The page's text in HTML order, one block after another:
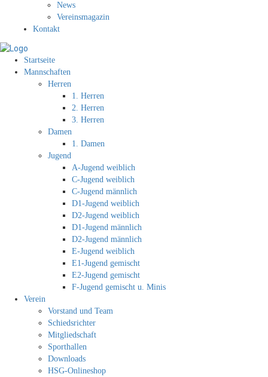
News
Vereinsmagazin
Kontakt
Startseite
Mannschaften
Herren
1. Herren
2. Herren
3. Herren
Damen
1. Damen
Jugend
A-Jugend weiblich
C-Jugend weiblich
C-Jugend männlich
D1-Jugend weiblich
D2-Jugend weiblich
D1-Jugend männlich
D2-Jugend männlich
E-Jugend weiblich
E1-Jugend gemischt
E2-Jugend gemischt
F-Jugend gemischt u. Minis
Verein
Vorstand und Team
Schiedsrichter
Mitgliedschaft
Sporthallen
Downloads
HSG-Onlineshop